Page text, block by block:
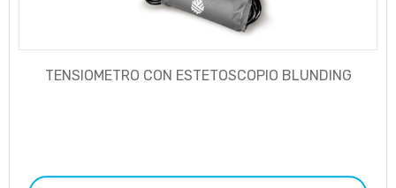
TENSIOMETRO CON ESTETOSCOPIO BLUNDING